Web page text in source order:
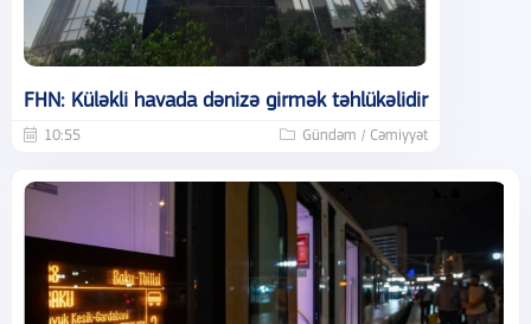
FHN: Küləkli havada dənizə girmək təhlükəlidir
10:55 Gündəm / Cəmiyyət